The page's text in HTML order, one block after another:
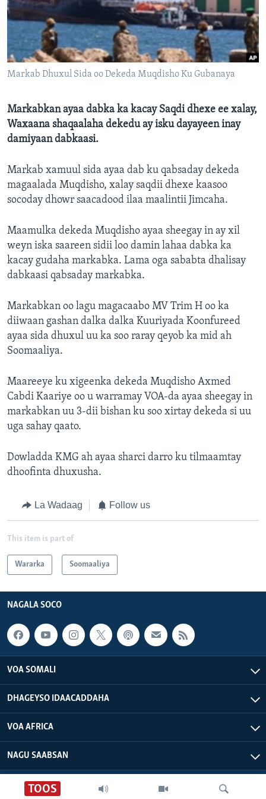
FAAQIDAADDA TODDOBAADKA
DHEXTAALKA TODDOBAADKA
TOOS
Markab Dhuxul Sida oo Dekeda Muqdisho Ku Gubanaya
Markabkan ayaa dabka ka kacay Saqdi dhexe ee xalay,
Waxaana shaqaalaha dekedu ay isku dayayeen inay
damiyaan dabkaasi.
Markab xamuul sida ayaa dab ku qabsaday dekeda
magaalada Muqdisho, xalay saqdii dhexe kaasoo
socoday dhowr saacadood ilaa maalintii Jimcaha.
Maamulka dekeda Muqdisho ayaa sheegay in ay xil
weyn iska saareen sidii loo damin lahaa dabka ka
kacay gudaha markabka. Lama oga sababta dhalisay
dabkaasi qabsaday markabka.
Markabkan oo lagu magacaabo MV Trim H oo ka
diiwaan gashan dalka dalka Kuuriyada Koonfureed
ayaa sida dhuxul uu ka soo raray qeyob ka mid ah
Soomaaliya.
Maareeye ku xigeenka dekeda Muqdisho Axmed
Cabdi Kaariye oo u warramay VOA-da ayaa sheegay in
markabkan uu 3-dii bishan ku soo xirtay dekeda si uu
uga sahay qaato.
Dowladda KMG ah ayaa sharci darro ku tilmaamtay
dhoofinta dhuxusha.
La Wadaag Follow us
This item is part of
Wararka Soomaaliya
NAGALA SOCO
VOA SOMALI
DHAGEYSO IDAACADDAHA
VOA AFRICA
NAGU SAABSAN
VOA - Xuquuqdu way dhowran tahay